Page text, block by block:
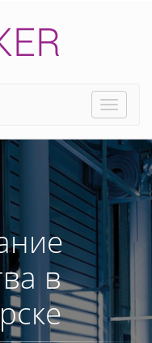
Toggle
в